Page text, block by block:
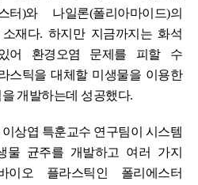
터)와 나일론(폴리아마이드)의
재다. 하지만 지금까지는 화석
어 환경오염 문제를 피할 수
스틱을 대체할 미생물을 이용한
개발하는데 성공했다.
상엽 특훈교수 연구팀이 시스템
물 균주를 개발하고 여러 가지
오 플라스틱인 폴리에스터